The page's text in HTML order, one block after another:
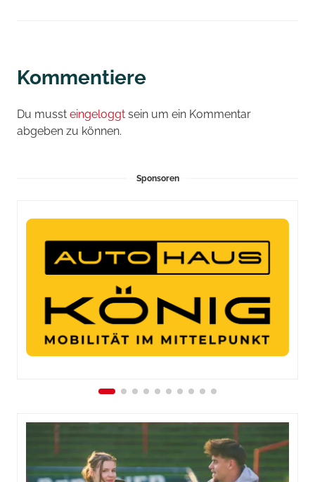
Kommentiere
Du musst eingeloggt sein um ein Kommentar
abgeben zu können.
Sponsoren